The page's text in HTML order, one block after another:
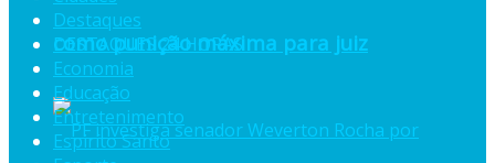
como punição máxima para juiz
Destaques
DESTAQUES 24 HORAS
Economia
Educação
Entretenimento
Espiríto Santo